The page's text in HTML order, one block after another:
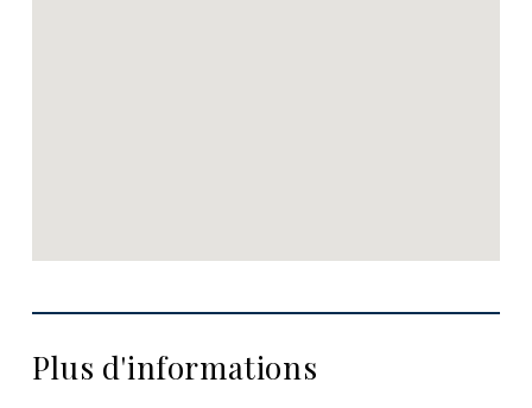
Plus d'informations